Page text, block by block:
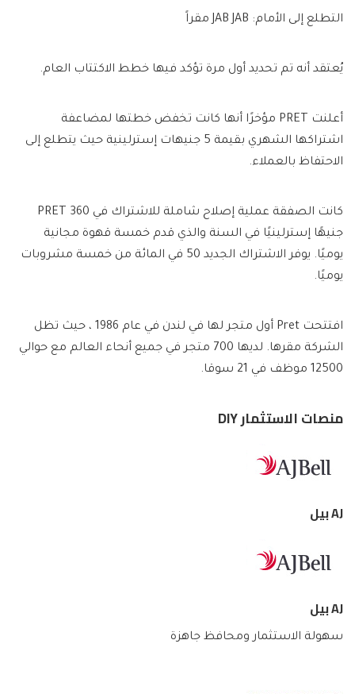
التطلع إلى الأمام: JAB JAB مقراً
يُعتقد أنه تم تحديد أول مرة تؤكد فيها خطط الاكتتاب العام.
أعلنت PRET مؤخرًا أنها كانت تخفض خطتها لمضاعفة
اشتراكها الشهري بقيمة 5 جنيهات إسترلينية حيث يتطلع إلى
الاحتفاظ بالعملاء.
كانت الصفقة عملية إصلاح شاملة للاشتراك في PRET 360
جنيهًا إسترلينيًا في السنة والذي قدم خمسة قهوة مجانية
يوميًا. يوفر الاشتراك الجديد 50 في المائة من خمسة مشروبات
يوميًا.
افتتحت Pret أول متجر لها في لندن في عام 1986 ، حيث تظل
الشركة مقرها. لديها 700 متجر في جميع أنحاء العالم مع حوالي
12500 موظف في 21 سوقا.
منصات الاستثمار DIY
AJ بيل
AJ بيل
سهولة الاستثمار ومحافظ جاهزة